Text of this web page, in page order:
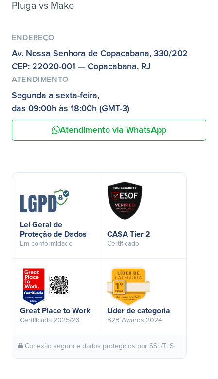
Pluga vs Make
ENDEREÇO
Av. Nossa Senhora de Copacabana, 330/202
CEP: 22020-001 — Copacabana, RJ
ATENDIMENTO
Segunda a sexta-feira,
das 09:00h às 18:00h (GMT-3)
Atendimento via WhatsApp
Lei Geral de
Proteção de Dados
Em conformidade
CASA Tier 2
Certificado
Great Place to Work
Certificada 2025/26
Líder de categoria
B2B Awards 2024
Conexão segura e dados protegidos por SSL/TLS